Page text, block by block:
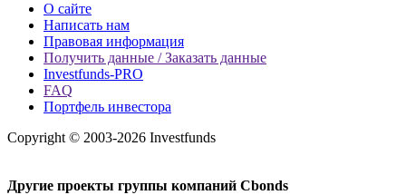
О сайте
Написать нам
Правовая информация
Получить данные / Заказать данные
Investfunds-PRO
FAQ
Портфель инвестора
Copyright © 2003-2026 Investfunds
Другие проекты группы компаний Cbonds